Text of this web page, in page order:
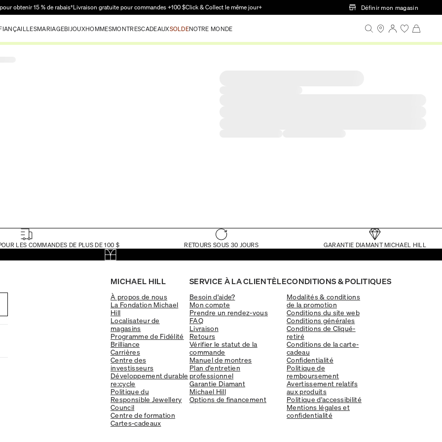
Passer au contenu principal
obtenir 15 % de rabais†Livraison gratuite pour commandes +100 $Click & Collect le même jour+ Définir mon magasin
MARIAGEBIJOUXHOMMESMONTRESCADEAUXSOLDENOTRE MONDE
LES COMMANDES DE PLUS DE 100 $ RETOURS SOUS 30 JOURS GARANTIE DIAMANT MICHAEL HILL
MICHAEL HILL
À propos de nous
La Fondation Michael
Hill
Localisateur de
magasins
Programme de Fidélité
Brilliance
Carrières
Centre des
investisseurs
Développement durable
re:cycle
Politique du
Responsible Jewellery
Council
Centre de formation
Cartes-cadeaux
SERVICE À LA CLIENTÈLE
Besoin d'aide?
Mon compte
Prendre un rendez-vous
FAQ
Livraison
Retours
Vérifier le statut de la
commande
Manuel de montres
Plan d'entretien
professionnel
Garantie Diamant
Michael Hill
Options de financement
CONDITIONS & POLITIQUES
Modalités & conditions
de la promotion
Conditions du site web
Conditions générales
Conditions de Cliqué-
retiré
Conditions de la carte-
cadeau
Confidentialité
Politique de
remboursement
Avertissement relatifs
aux produits
Politique d'accessibilité
Mentions légales et
confidentialité